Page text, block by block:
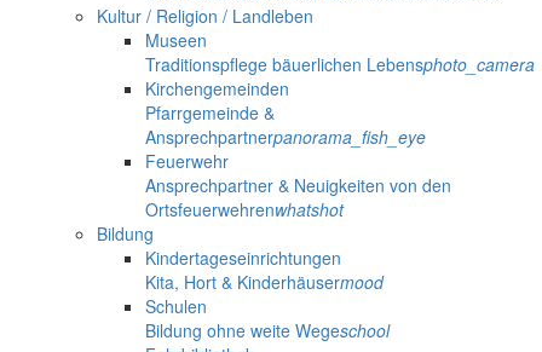
Kultur / Religion / Landleben
Museen
Traditionspflege bäuerlichen Lebensphoto_camera
Kirchengemeinden
Pfarrgemeinde &
Ansprechpartnerpanorama_fish_eye
Feuerwehr
Ansprechpartner & Neuigkeiten von den
Ortsfeuerwehrenwhatshot
Bildung
Kindertageseinrichtungen
Kita, Hort & Kinderhäusermood
Schulen
Bildung ohne weite Wegeschool